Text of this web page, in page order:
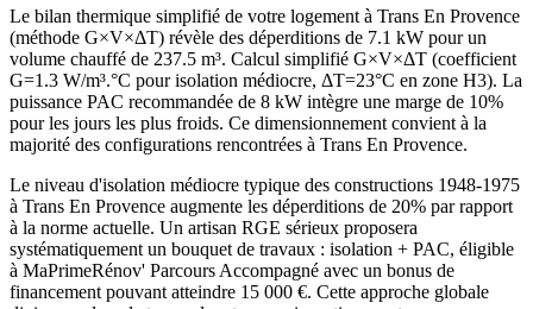
Le bilan thermique simplifié de votre logement à Trans En Provence
(méthode G×V×ΔT) révèle des déperditions de 7.1 kW pour un
volume chauffé de 237.5 m³. Calcul simplifié G×V×ΔT (coefficient
G=1.3 W/m³.°C pour isolation médiocre, ΔT=23°C en zone H3). La
puissance PAC recommandée de 8 kW intègre une marge de 10%
pour les jours les plus froids. Ce dimensionnement convient à la
majorité des configurations rencontrées à Trans En Provence.
Le niveau d'isolation médiocre typique des constructions 1948-1975
à Trans En Provence augmente les déperditions de 20% par rapport
à la norme actuelle. Un artisan RGE sérieux proposera
systématiquement un bouquet de travaux : isolation + PAC, éligible
à MaPrimeRénov' Parcours Accompagné avec un bonus de
financement pouvant atteindre 15 000 €. Cette approche globale